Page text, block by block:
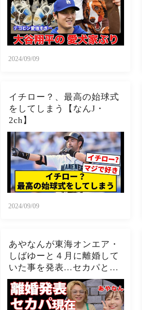
2024/09/09
イチロー？、最高の始球式
をしてしまう【なんJ・
2ch】
2024/09/09
あやなんが東海オンエア・
しばゆーと４月に離婚して
いた事を発表...セカパとの
現在の関係に驚きを隠せな
い...『しばゆー＆あやな
ん』夫婦の精神崩壊した現